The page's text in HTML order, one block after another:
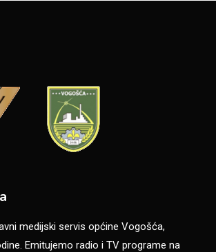
medijski servis općine Vogošća,
Emitujemo radio i TV programe na